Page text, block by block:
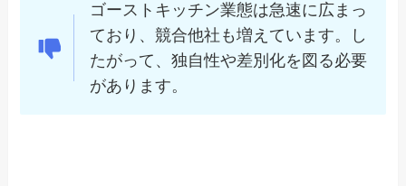
ゴーストキッチン業態は急速に広まっ
ており、競合他社も増えています。し
たがって、独自性や差別化を図る必要
があります。